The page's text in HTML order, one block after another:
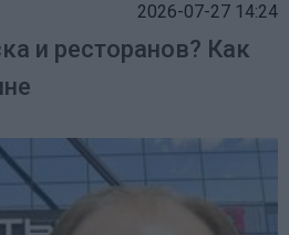
2026-07-27 14:24
и ресторанов? Как